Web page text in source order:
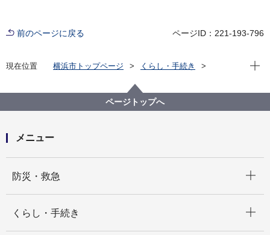
前のページに戻る ページID：221-193-796
現在位置 横浜市トップページ
くらし・手続き
災害用ハマッコトイレの設置場所(保土ケ谷区、旭区、
磯子区、金沢区、港北区、緑区)
現在
ページトップへ
メニュー
防災・救急
くらし・手続き